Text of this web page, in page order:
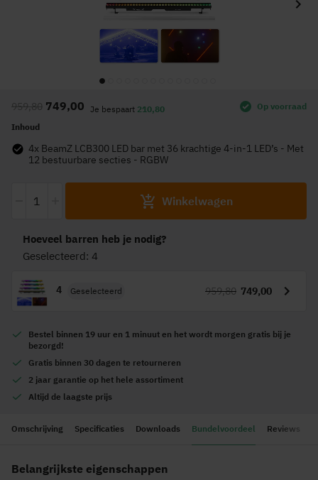
749,00
959,80 Je bespaart 210,80
Inhoud
4x BeamZ LCB300 LED bar met 36 krachtige 4-in-1 LED’s - Met
12 bestuurbare secties - RGBW
Winkelwagen
Op voorraad
Hoeveel barren heb je nodig?
Geselecteerd: 4
4 Geselecteerd 749,00
959,80
Bestel binnen 19 uur en 1 minuut en het wordt morgen gratis bij je
bezorgd!
Gratis binnen 30 dagen te retourneren
2 jaar garantie op het hele assortiment
Altijd de laagste prijs
het
begin
van
Omschrijving Specificaties Downloads Bundelvoordeel Reviews
Belangrijkste eigenschappen